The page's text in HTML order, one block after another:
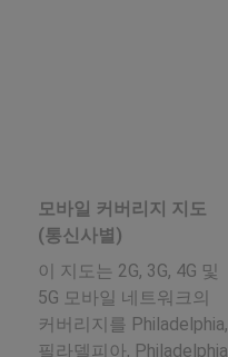
모바일 커버리지 지도
(통신사별)
이 지도는 2G, 3G, 4G 및
5G 모바일 네트워크의
커버리지를 Philadelphia,
필라델피아, Philadelphia